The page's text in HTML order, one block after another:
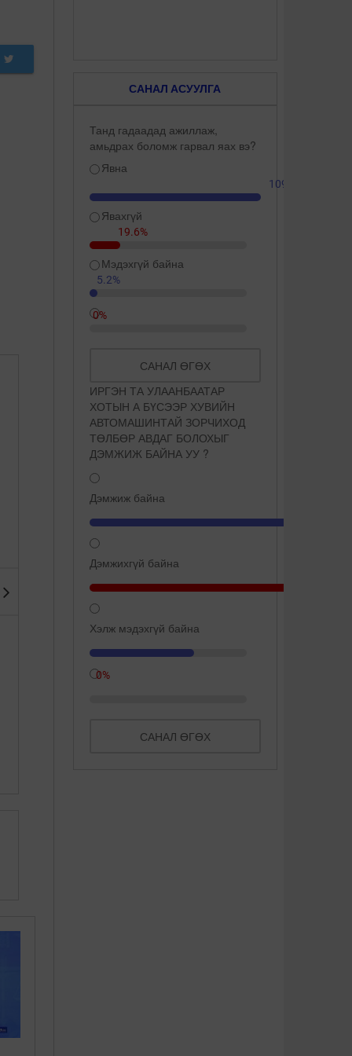
Сүүнд ширхэг ёотон хийж
хөөрүүлбэл түлэгдэхгүй ба
Дэлхийн хамгийн цэнгэг
САНАЛ АСУУЛГА
Танд гадаадад ажиллаж,
амьдрах боломж гарвал яах вэ?
Явна
109.3%
Явахгүй
19.6%
Мэдэхгүй байна
5.2%
0%
САНАЛ ӨГӨХ
ИРГЭН ТА УЛААНБААТАР
ХОТЫН А БҮСЭЭР ХУВИЙН
АВТОМАШИНТАЙ ЗОРЧИХОД
ТӨЛБӨР АВДАГ БОЛОХЫГ
ДЭМЖИЖ БАЙНА УУ ?
Дэмжиж байна
Дэмжихгүй байна
Хэлж мэдэхгүй байна
0%
САНАЛ ӨГӨХ